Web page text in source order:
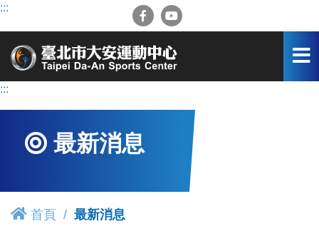
跳
容
:::
:::
最新消息
首頁 最新消息